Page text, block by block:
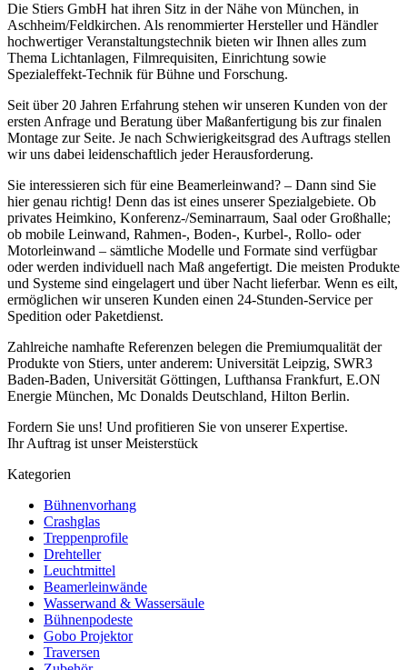
Die Stiers GmbH hat ihren Sitz in der Nähe von München, in
Aschheim/Feldkirchen. Als renommierter Hersteller und Händler
hochwertiger Veranstaltungstechnik bieten wir Ihnen alles zum
Thema Lichtanlagen, Filmrequisiten, Einrichtung sowie
Spezialeffekt-Technik für Bühne und Forschung.
Seit über 20 Jahren Erfahrung stehen wir unseren Kunden von der
ersten Anfrage und Beratung über Maßanfertigung bis zur finalen
Montage zur Seite. Je nach Schwierigkeitsgrad des Auftrags stellen
wir uns dabei leidenschaftlich jeder Herausforderung.
Sie interessieren sich für eine Beamerleinwand? – Dann sind Sie
hier genau richtig! Denn das ist eines unserer Spezialgebiete. Ob
privates Heimkino, Konferenz-/Seminarraum, Saal oder Großhalle;
ob mobile Leinwand, Rahmen-, Boden-, Kurbel-, Rollo- oder
Motorleinwand – sämtliche Modelle und Formate sind verfügbar
oder werden individuell nach Maß angefertigt. Die meisten Produkte
und Systeme sind eingelagert und über Nacht lieferbar. Wenn es eilt,
ermöglichen wir unseren Kunden einen 24-Stunden-Service per
Spedition oder Paketdienst.
Zahlreiche namhafte Referenzen belegen die Premiumqualität der
Produkte von Stiers, unter anderem: Universität Leipzig, SWR3
Baden-Baden, Universität Göttingen, Lufthansa Frankfurt, E.ON
Energie München, Mc Donalds Deutschland, Hilton Berlin.
Fordern Sie uns! Und profitieren Sie von unserer Expertise.
Ihr Auftrag ist unser Meisterstück
Kategorien
Bühnenvorhang
Crashglas
Treppenprofile
Drehteller
Leuchtmittel
Beamerleinwände
Wasserwand & Wassersäule
Bühnenpodeste
Gobo Projektor
Traversen